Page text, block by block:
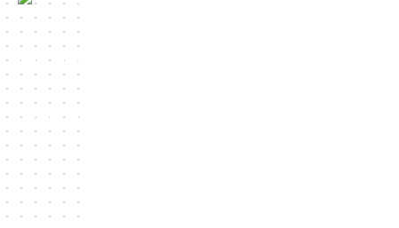
il Tribunale di Lecce. Contribuisce all’audience
di Media Post Network Editore: Mediartika P.Iva
redazione@salentopost.it E-mail Commerciale: